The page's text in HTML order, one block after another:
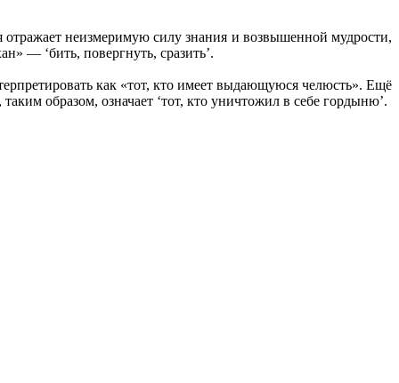
отражает неизмеримую силу знания и возвышенной мудрости,
— ‘бить, повергнуть, сразить’.
как «тот, кто имеет выдающуюся челюсть». Ещё
образом, означает ‘тот, кто уничтожил в себе гордыню’.